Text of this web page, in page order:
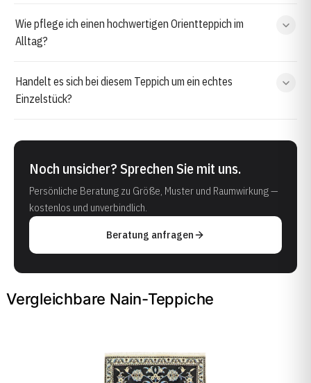
Wie pflege ich einen hochwertigen Orientteppich im
Alltag?
Handelt es sich bei diesem Teppich um ein echtes
Einzelstück?
Noch unsicher? Sprechen Sie mit uns.
Persönliche Beratung zu Größe, Muster und Raumwirkung —
kostenlos und unverbindlich.
Beratung anfragen
Vergleichbare Nain-Teppiche